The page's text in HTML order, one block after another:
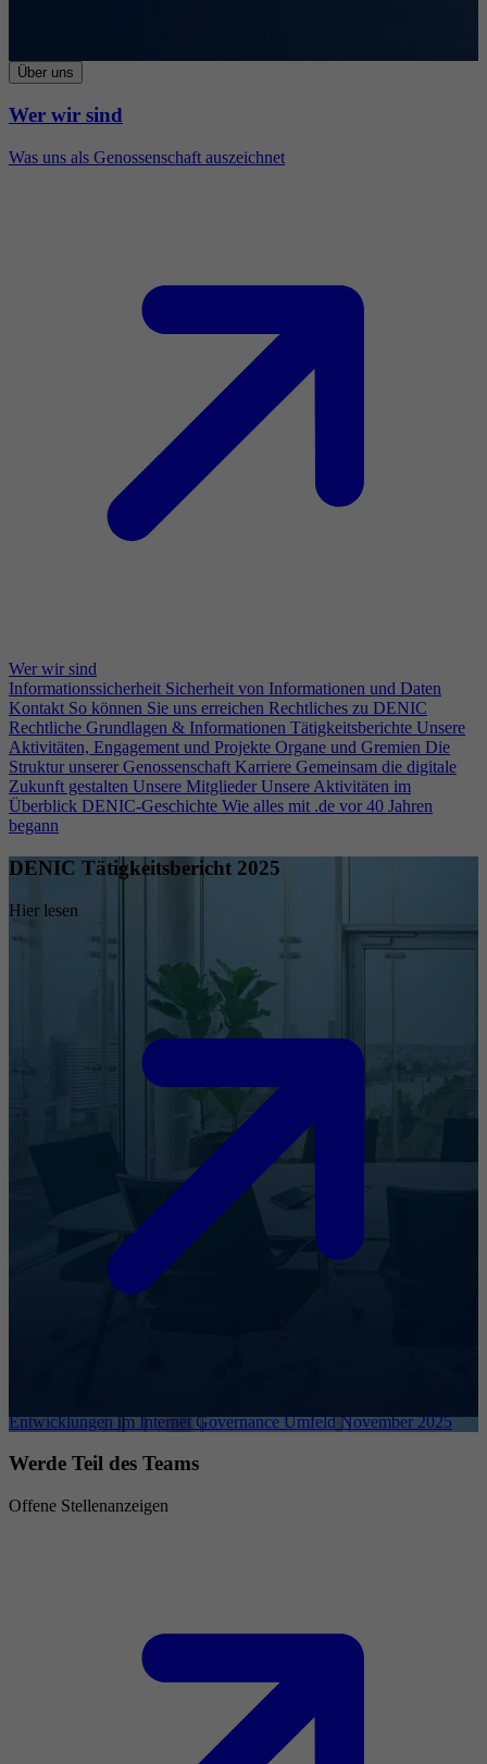
Über uns
Wer wir sind
Was uns als Genossenschaft auszeichnet
Wer wir sind
Informationssicherheit Sicherheit von Informationen und Daten
Kontakt So können Sie uns erreichen Rechtliches zu DENIC
Rechtliche Grundlagen & Informationen Tätigkeitsberichte Unsere
Aktivitäten, Engagement und Projekte Organe und Gremien Die
Struktur unserer Genossenschaft Karriere Gemeinsam die digitale
Zukunft gestalten Unsere Mitglieder Unsere Aktivitäten im
Überblick DENIC-Geschichte Wie alles mit .de vor 40 Jahren
begann
DENIC Tätigkeitsbericht 2025
Hier lesen
Entwicklungen im Internet Governance Umfeld November 2025
Werde Teil des Teams
Offene Stellenanzeigen